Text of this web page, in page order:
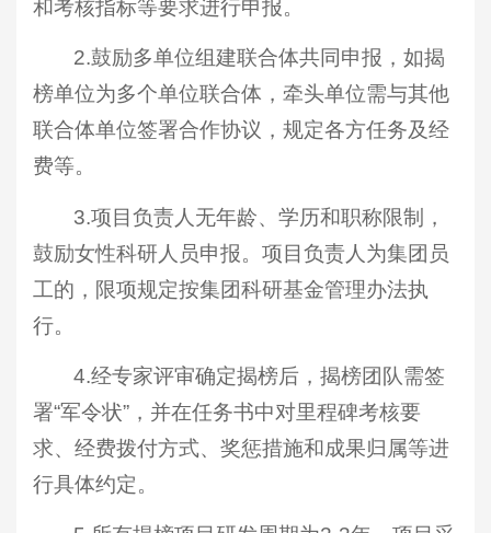
和考核指标等要求进行申报。
2.鼓励多单位组建联合体共同申报，如揭
榜单位为多个单位联合体，牵头单位需与其他
联合体单位签署合作协议，规定各方任务及经
费等。
3.项目负责人无年龄、学历和职称限制，
鼓励女性科研人员申报。项目负责人为集团员
工的，限项规定按集团科研基金管理办法执
行。
4.经专家评审确定揭榜后，揭榜团队需签
署“军令状”，并在任务书中对里程碑考核要
求、经费拨付方式、奖惩措施和成果归属等进
行具体约定。